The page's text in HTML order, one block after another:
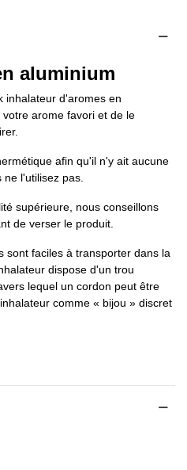
aluminium
inhalateur d'aromes en
arome favori et de le
afin qu'il n'y ait aucune
l'utilisez pas.
supérieure, nous conseillons
de verser le produit.
sont faciles à transporter dans la
dispose d'un trou
lequel un cordon peut être
comme « bijou » discret